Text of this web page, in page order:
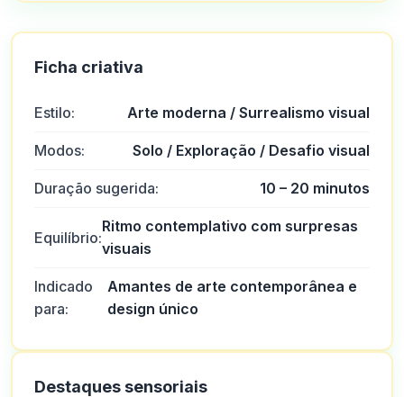
Ficha criativa
Estilo: Arte moderna / Surrealismo visual
Modos: Solo / Exploração / Desafio visual
Duração sugerida: 10 – 20 minutos
Equilíbrio:
Ritmo contemplativo com surpresas
visuais
Indicado
para:
Amantes de arte contemporânea e
design único
Destaques sensoriais